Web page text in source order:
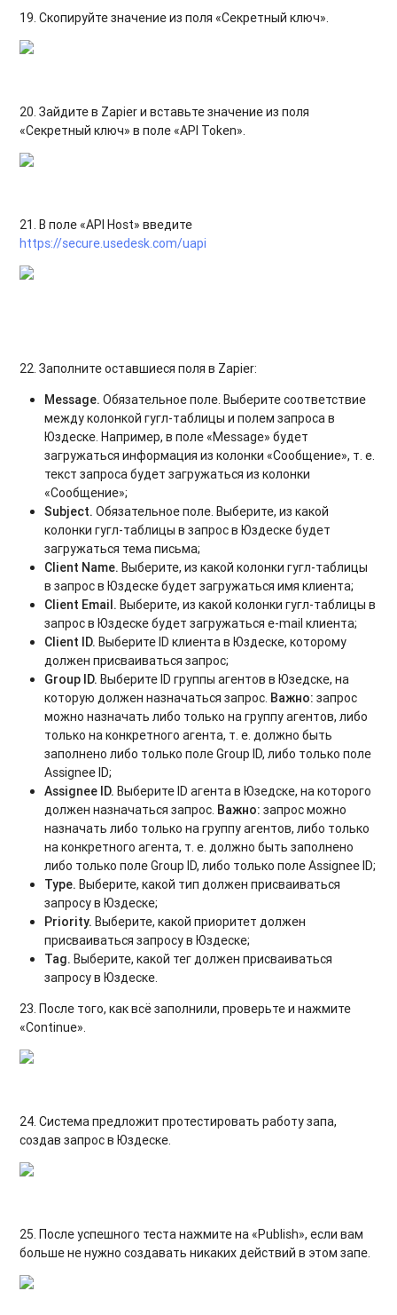
19. Скопируйте значение из поля «Секретный ключ».
20. Зайдите в Zapier и вставьте значение из поля
«Секретный ключ» в поле «API Token».
21. В поле «API Host» введите
https://secure.usedesk.com/uapi
22. Заполните оставшиеся поля в Zapier:
Message. Обязательное поле. Выберите соответствие
между колонкой гугл-таблицы и полем запроса в
Юздеске. Например, в поле «Message» будет
загружаться информация из колонки «Сообщение», т. е.
текст запроса будет загружаться из колонки
«Сообщение»;
Subject. Обязательное поле. Выберите, из какой
колонки гугл-таблицы в запрос в Юздеске будет
загружаться тема письма;
Client Name. Выберите, из какой колонки гугл-таблицы
в запрос в Юздеске будет загружаться имя клиента;
Client Email. Выберите, из какой колонки гугл-таблицы в
запрос в Юздеске будет загружаться e-mail клиента;
Client ID. Выберите ID клиента в Юздеске, которому
должен присваиваться запрос;
Group ID. Выберите ID группы агентов в Юзедске, на
которую должен назначаться запрос. Важно:запрос
можно назначать либо только на группу агентов, либо
только на конкретного агента, т. е. должно быть
заполнено либо только поле Group ID, либо только поле
Assignee ID;
Assignee ID. Выберите ID агента в Юзедске, на которого
должен назначаться запрос. Важно:запрос можно
назначать либо только на группу агентов, либо только
на конкретного агента, т. е. должно быть заполнено
либо только поле Group ID, либо только поле Assignee ID;
Type. Выберите, какой тип должен присваиваться
запросу в Юздеске;
Priority. Выберите, какой приоритет должен
присваиваться запросу в Юздеске;
Tag. Выберите, какой тег должен присваиваться
запросу в Юздеске.
23. После того, как всё заполнили, проверьте и нажмите
«Continue».
24. Система предложит протестировать работу запа,
создав запрос в Юздеске.
25. После успешного теста нажмите на «Publish», если вам
больше не нужно создавать никаких действий в этом запе.